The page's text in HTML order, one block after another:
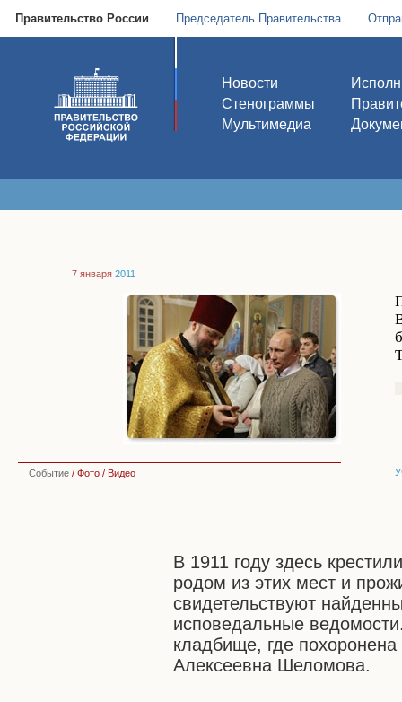
Правительство России Председатель Правительства
Новости
Стенограммы
Мультимедиа
7 января 2011
Событие / Фото / Видео
В 1911 году здесь
родом из этих мест и
свидетельствуют
исповедальные
кладбище, где
Алексеевна Шеломова.